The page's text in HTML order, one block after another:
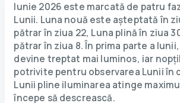
Iunie 2026 este marcată de patru
Lunii. Luna nouă este așteptată în
pătrar în ziua 22, Luna plină în ziua
pătrar în ziua 8. În prima parte a
devine treptat mai luminos, iar
potrivite pentru observarea Lunii în
Lunii pline iluminarea atinge
începe să descrească.